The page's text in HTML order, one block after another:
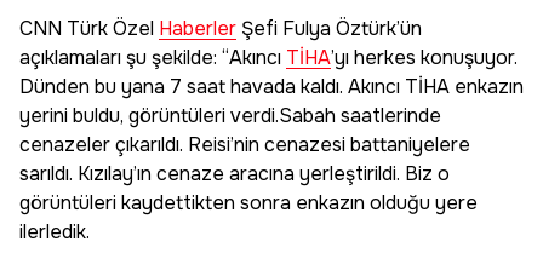
CNN Türk Özel Haberler Şefi Fulya Öztürk’ün
açıklamaları şu şekilde: “Akıncı TİHA’yı herkes konuşuyor.
Dünden bu yana 7 saat havada kaldı. Akıncı TİHA enkazın
yerini buldu, görüntüleri verdi.Sabah saatlerinde
cenazeler çıkarıldı. Reisi’nin cenazesi battaniyelere
sarıldı. Kızılay’ın cenaze aracına yerleştirildi. Biz o
görüntüleri kaydettikten sonra enkazın olduğu yere
ilerledik.